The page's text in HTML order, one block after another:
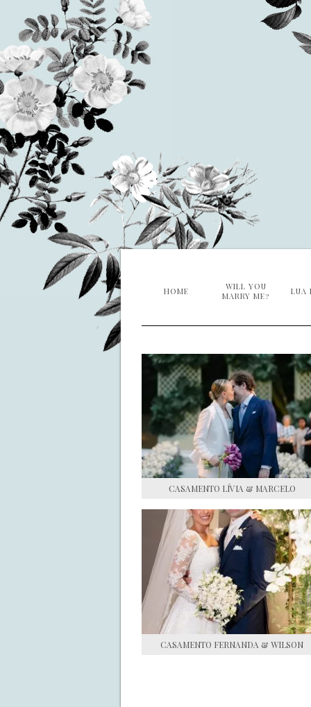
HOME
WILL YOU
MARRY ME?
LUA
CASAMENTO LÍVIA & MARCELO
CASAMENTO FERNANDA & WILSON